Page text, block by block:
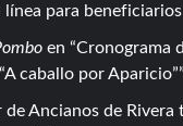
para
en
Cronograma
caballo por Aparicio”
de Ancianos de Rivera